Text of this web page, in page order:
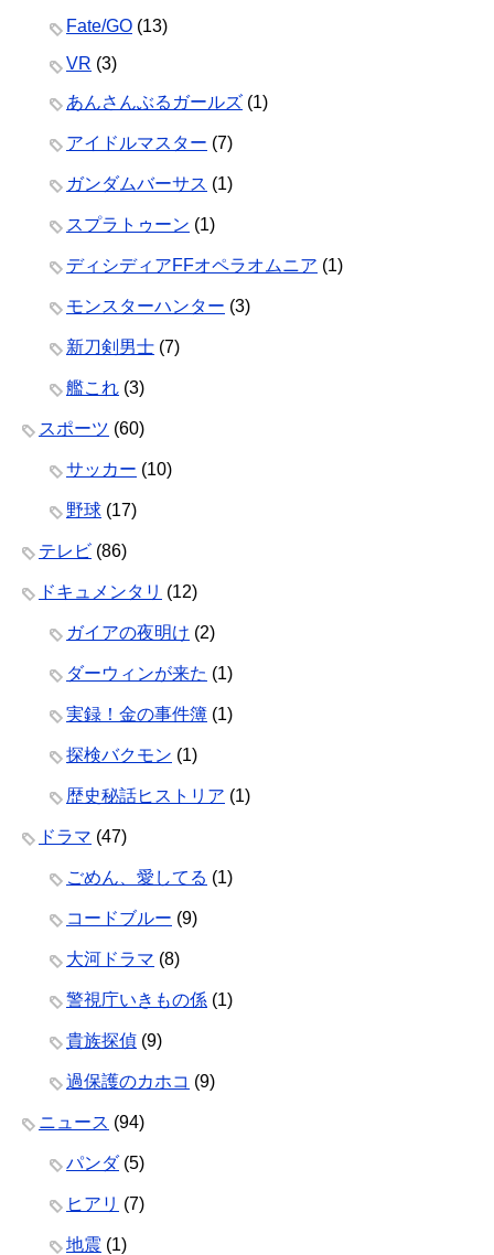
Fate/GO (13)
VR (3)
あんさんぶるガールズ (1)
アイドルマスター (7)
ガンダムバーサス (1)
スプラトゥーン (1)
ディシディアFFオペラオムニア (1)
モンスターハンター (3)
新刀剣男士 (7)
艦これ (3)
スポーツ (60)
サッカー (10)
野球 (17)
テレビ (86)
ドキュメンタリ (12)
ガイアの夜明け (2)
ダーウィンが来た (1)
実録！金の事件簿 (1)
探検バクモン (1)
歴史秘話ヒストリア (1)
ドラマ (47)
ごめん、愛してる (1)
コードブルー (9)
大河ドラマ (8)
警視庁いきもの係 (1)
貴族探偵 (9)
過保護のカホコ (9)
ニュース (94)
パンダ(5)
ヒアリ (7)
地震 (1)